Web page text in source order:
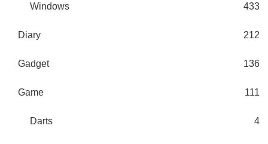
Windows 433
Diary 212
Gadget 136
Game 111
Darts 4